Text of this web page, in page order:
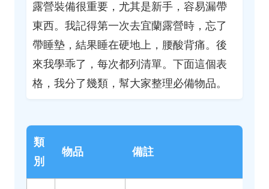
露營裝備很重要，尤其是新手，容易漏帶
東西。我記得第一次去宜蘭露營時，忘了
帶睡墊，結果睡在硬地上，腰酸背痛。後
來我學乖了，每次都列清單。下面這個表
格，我分了幾類，幫大家整理必備物品。
類
別
物品 備註